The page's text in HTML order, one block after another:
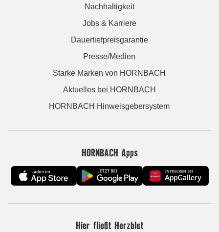
Nachhaltigkeit
Jobs & Karriere
Dauertiefpreisgarantie
Presse/Medien
Starke Marken von HORNBACH
Aktuelles bei HORNBACH
HORNBACH Hinweisgebersystem
HORNBACH Apps
Hier fließt Herzblut